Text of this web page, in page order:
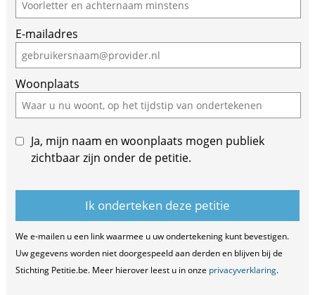
are
a
human,
ignore
this
field
E-mailadres
Woonplaats
Ja, mijn naam en woonplaats mogen publiek
zichtbaar zijn onder de petitie.
We e-mailen u een link waarmee u uw ondertekening kunt bevestigen.
Uw gegevens worden niet doorgespeeld aan derden en blijven bij de
Stichting Petitie.be. Meer hierover leest u in onze privacyverklaring.